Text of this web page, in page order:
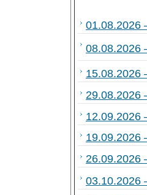
01.08.2026
08.08.2026
15.08.2026
29.08.2026
12.09.2026
19.09.2026
26.09.2026
03.10.2026